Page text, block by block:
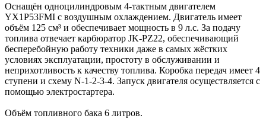
Оснащён одноцилиндровым 4-тактным двигателем
YX1P53FMI с воздушным охлаждением. Двигатель имеет
объём 125 см³ и обеспечивает мощность в 9 л.с. За подачу
топлива отвечает карбюратор JK-PZ22, обеспечивающий
бесперебойную работу техники даже в самых жёстких
условиях эксплуатации, простоту в обслуживании и
неприхотливость к качеству топлива. Коробка передач имеет 4
ступени и схему N-1-2-3-4. Запуск двигателя осуществляется с
помощью электростартера.
Объём топливного бака 6 литров.